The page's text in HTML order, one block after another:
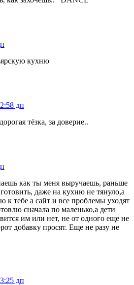
кухню
дп
тёзка, за доверие..
как ты меня выручаешь, раньше
даже на кухню не тянуло,а
к тебе а сайт и все проблемы уходят
сначала по маленько,а дети
им или нет, не от одного еще не
добавку просят. Еще не разу не
дп